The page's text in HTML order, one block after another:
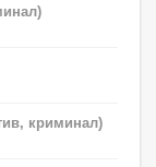
криминал)